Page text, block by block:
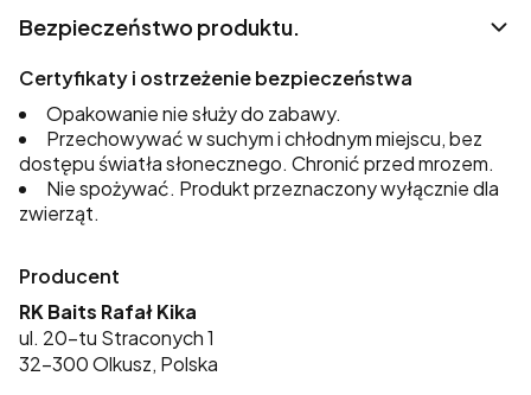
Bezpieczeństwo produktu.
Certyfikaty i ostrzeżenie bezpieczeństwa
Opakowanie nie służy do zabawy.
Przechowywać w suchym i chłodnym miejscu, bez
dostępu światła słonecznego. Chronić przed mrozem.
Nie spożywać. Produkt przeznaczony wyłącznie dla
zwierząt.
Producent
RK Baits Rafał Kika
ul. 20-tu Straconych 1
32-300 Olkusz, Polska